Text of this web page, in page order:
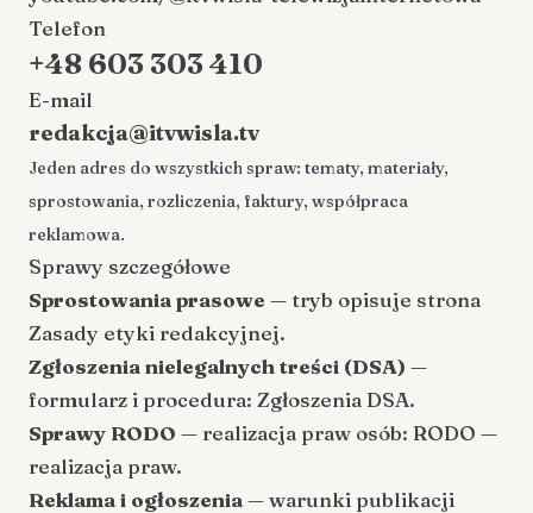
Telefon
+48 603 303 410
E-mail
redakcja@itvwisla.tv
Jeden adres do wszystkich spraw: tematy, materiały,
sprostowania, rozliczenia, faktury, współpraca
reklamowa.
Sprawy szczegółowe
Sprostowania prasowe — tryb opisuje strona
Zasady etyki redakcyjnej.
Zgłoszenia nielegalnych treści (DSA) —
formularz i procedura: Zgłoszenia DSA.
Sprawy RODO — realizacja praw osób: RODO —
realizacja praw.
Reklama i ogłoszenia— warunki publikacji